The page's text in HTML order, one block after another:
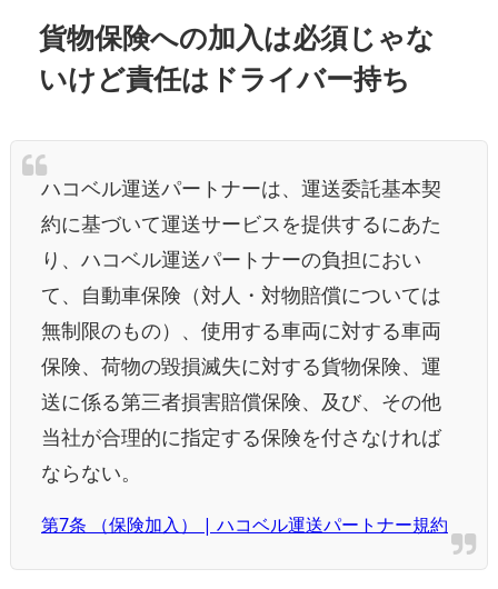
貨物保険への加入は必須じゃな
いけど責任はドライバー持ち
ハコベル運送パートナーは、運送委託基本契
約に基づいて運送サービスを提供するにあた
り、ハコベル運送パートナーの負担におい
て、自動車保険（対人・対物賠償については
無制限のもの）、使用する車両に対する車両
保険、荷物の毀損滅失に対する貨物保険、運
送に係る第三者損害賠償保険、及び、その他
当社が合理的に指定する保険を付さなければ
ならない。
第7条 （保険加入） | ハコベル運送パートナー規約